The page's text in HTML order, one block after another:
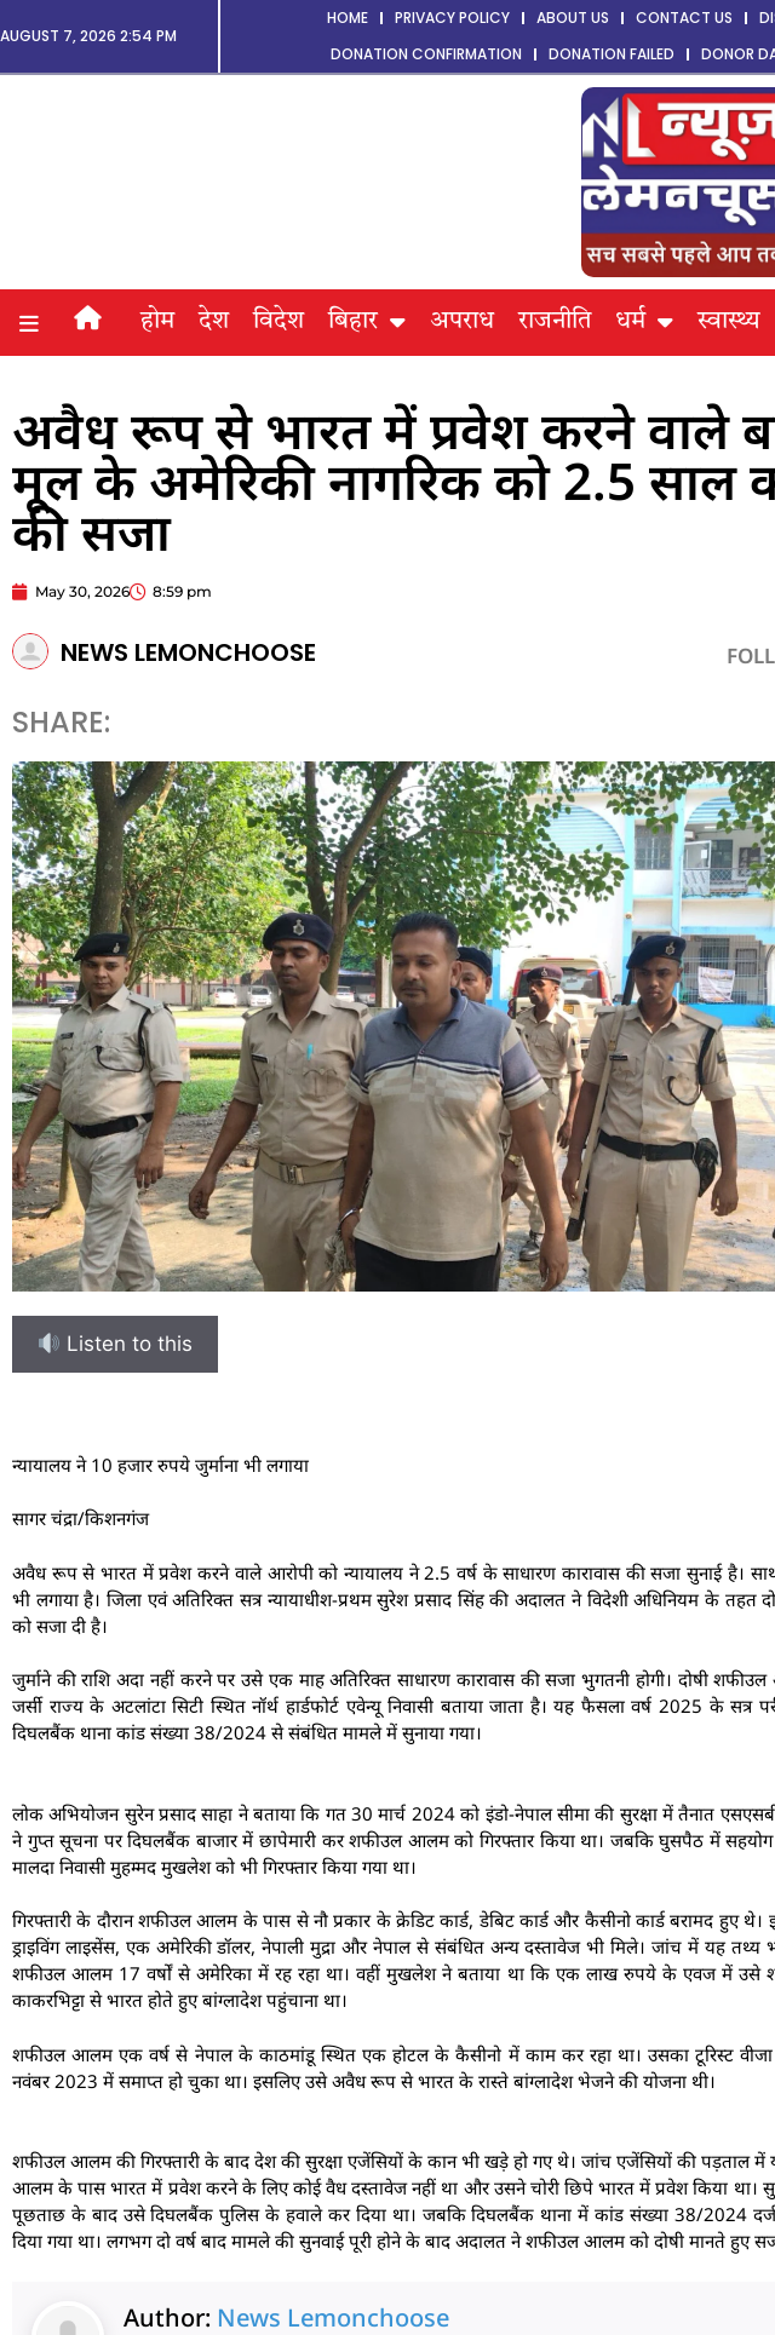
AUGUST 7, 2026 2:54 PM
HOME PRIVACY POLICY ABOUT US CONTACT US
DONATION CONFIRMATION
DONATION FAILED DONOR
होम देश विदेश बिहार अपराध राजनीति धर्म स्वास्थ्य
अवैध रूप से भारत में प्रवेश करने वाले
मूल के अमेरिकी नागरिक को 2.5 साल
की सजा
May 30, 2026 8:59 pm
NEWS LEMONCHOOSE
SHARE:
Listen to this
न्यायालय ने 10 हजार रुपये जुर्माना भी लगाया
सागर चंद्रा/किशनगंज
अवैध रूप से भारत में प्रवेश करने वाले आरोपी को न्यायालय ने 2.5 वर्ष के साधारण कारावास की सजा सुनाई है।
भी लगाया है। जिला एवं अतिरिक्त सत्र न्यायाधीश-प्रथम सुरेश प्रसाद सिंह की अदालत ने विदेशी अधिनियम के
को सजा दी है।
जुर्माने की राशि अदा नहीं करने पर उसे एक माह अतिरिक्त साधारण कारावास की सजा भुगतनी होगी। दोषी
जर्सी राज्य के अटलांटा सिटी स्थित नॉर्थ हार्डफोर्ट एवेन्यू निवासी बताया जाता है। यह फैसला वर्ष 2025 के
दिघलबैंक थाना कांड संख्या 38/2024 से संबंधित मामले में सुनाया गया।
लोक अभियोजन सुरेन प्रसाद साहा ने बताया कि गत 30 मार्च 2024 को इंडो-नेपाल सीमा की सुरक्षा में तैनात
ने गुप्त सूचना पर दिघलबैंक बाजार में छापेमारी कर शफीउल आलम को गिरफ्तार किया था। जबकि घुसपैठ में
मालदा निवासी मुहम्मद मुखलेश को भी गिरफ्तार किया गया था।
गिरफ्तारी के दौरान शफीउल आलम के पास से नौ प्रकार के क्रेडिट कार्ड, डेबिट कार्ड और कैसीनो कार्ड बरामद हुए थे।
ड्राइविंग लाइसेंस, एक अमेरिकी डॉलर, नेपाली मुद्रा और नेपाल से संबंधित अन्य दस्तावेज भी मिले। जांच में यह
शफीउल आलम 17 वर्षों से अमेरिका में रह रहा था। वहीं मुखलेश ने बताया था कि एक लाख रुपये के एवज में
काकरभिट्टा से भारत होते हुए बांग्लादेश पहुंचाना था।
शफीउल आलम एक वर्ष से नेपाल के काठमांडू स्थित एक होटल के कैसीनो में काम कर रहा था। उसका टूरिस्ट
नवंबर 2023 में समाप्त हो चुका था। इसलिए उसे अवैध रूप से भारत के रास्ते बांग्लादेश भेजने की योजना थी।
शफीउल आलम की गिरफ्तारी के बाद देश की सुरक्षा एजेंसियों के कान भी खड़े हो गए थे। जांच एजेंसियों की पड़ताल में
आलम के पास भारत में प्रवेश करने के लिए कोई वैध दस्तावेज नहीं था और उसने चोरी छिपे भारत में प्रवेश किया था।
पूछताछ के बाद उसे दिघलबैंक पुलिस के हवाले कर दिया था। जबकि दिघलबैंक थाना में कांड संख्या 38/2024
दिया गया था। लगभग दो वर्ष बाद मामले की सुनवाई पूरी होने के बाद अदालत ने शफीउल आलम को दोषी मानते हुए
Author: News Lemonchoose